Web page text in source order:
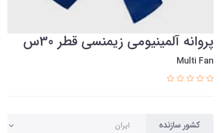
پروانه آلمینیومی زیمنسی قطر 30س
Multi Fan
کشور سازنده